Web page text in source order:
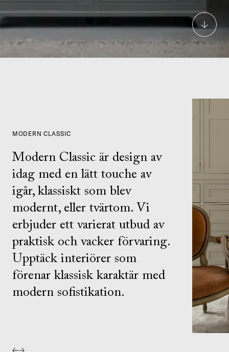
MODERN CLASSIC
Modern Classic är design av
idag med en lätt touche av
igår, klassiskt som blev
modernt, eller tvärtom. Vi
erbjuder ett varierat utbud av
praktisk och vacker förvaring.
Upptäck interiörer som
förenar klassisk karaktär med
modern sofistikation.